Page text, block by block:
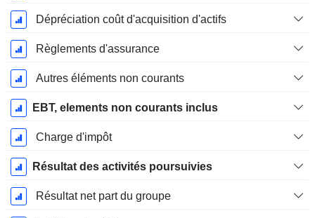
Dépréciation coût d'acquisition d'actifs
Règlements d'assurance
Autres éléments non courants
EBT, elements non courants inclus
Charge d'impôt
Résultat des activités poursuivies
Résultat net part du groupe